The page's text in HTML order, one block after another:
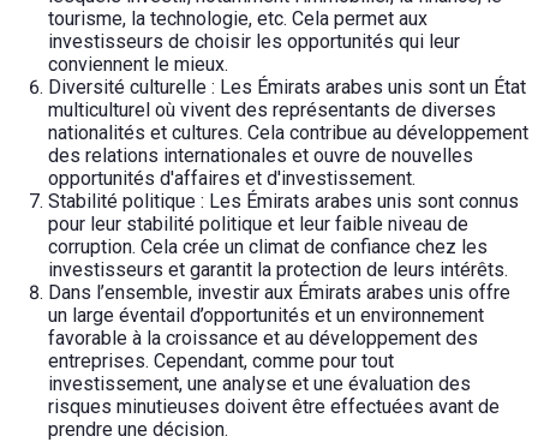
tourisme, la technologie, etc. Cela permet aux
investisseurs de choisir les opportunités qui leur
conviennent le mieux.
Diversité culturelle : Les Émirats arabes unis sont un État
multiculturel où vivent des représentants de diverses
nationalités et cultures. Cela contribue au développement
des relations internationales et ouvre de nouvelles
opportunités d'affaires et d'investissement.
Stabilité politique : Les Émirats arabes unis sont connus
pour leur stabilité politique et leur faible niveau de
corruption. Cela crée un climat de confiance chez les
investisseurs et garantit la protection de leurs intérêts.
Dans l’ensemble, investir aux Émirats arabes unis offre
un large éventail d’opportunités et un environnement
favorable à la croissance et au développement des
entreprises. Cependant, comme pour tout
investissement, une analyse et une évaluation des
risques minutieuses doivent être effectuées avant de
prendre une décision.